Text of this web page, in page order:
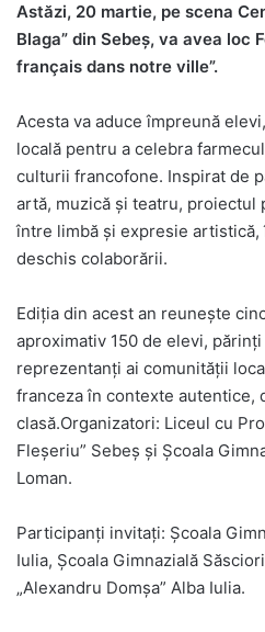
Astăzi, 20 martie, pe scena
Blaga” din Sebeș, va avea loc
français dans notre ville”.
Acesta va aduce împreună
locală pentru a celebra
culturii francofone. Inspirat de
artă, muzică și teatru, proiectul
între limbă și expresie
deschis colaborării.
Ediția din acest an reunește
aproximativ 150 de elevi,
reprezentanți ai comunității
franceza în contexte autentice,
clasă.Organizatori: Liceul cu
Fleșeriu” Sebeș și Școala
Loman.
Participanți invitați: Școala
Iulia, Școala Gimnazială
„Alexandru Domșa” Alba Iulia.